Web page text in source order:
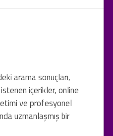
arama sonuçları,
içerikler, online
ve profesyonel
uzmanlaşmış bir